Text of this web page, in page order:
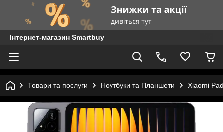
Інтернет-магазин Smartbuy
Товари та послуги Ноутбуки та Планшети Xiaomi